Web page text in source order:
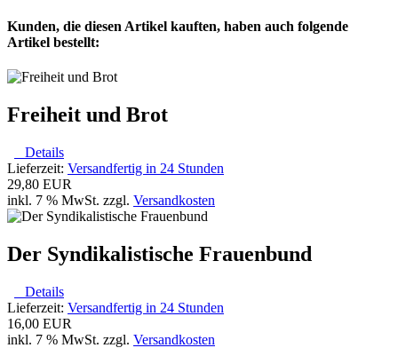
Kunden, die diesen Artikel kauften, haben auch folgende
Artikel bestellt:
Freiheit und Brot
Details
Lieferzeit: Versandfertig in 24 Stunden
29,80 EUR
inkl. 7 % MwSt. zzgl. Versandkosten
Der Syndikalistische Frauenbund
Details
Lieferzeit: Versandfertig in 24 Stunden
16,00 EUR
inkl. 7 % MwSt. zzgl. Versandkosten